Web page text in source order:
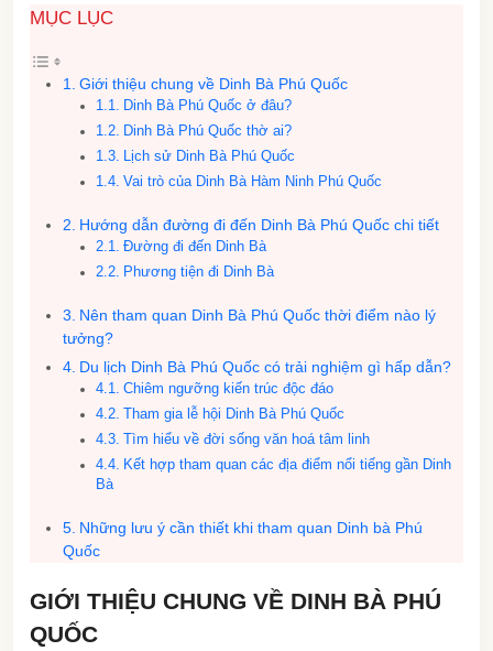
MỤC LỤC
Giới thiệu chung về Dinh Bà Phú Quốc
Dinh Bà Phú Quốc ở đâu?
Dinh Bà Phú Quốc thờ ai?
Lịch sử Dinh Bà Phú Quốc
Vai trò của Dinh Bà Hàm Ninh Phú Quốc
Hướng dẫn đường đi đến Dinh Bà Phú Quốc chi tiết
Đường đi đến Dinh Bà
Phương tiện đi Dinh Bà
Nên tham quan Dinh Bà Phú Quốc thời điểm nào lý
tưởng?
Du lịch Dinh Bà Phú Quốc có trải nghiệm gì hấp dẫn?
Chiêm ngưỡng kiến trúc độc đáo
Tham gia lễ hội Dinh Bà Phú Quốc
Tìm hiểu về đời sống văn hoá tâm linh
Kết hợp tham quan các địa điểm nổi tiếng gần Dinh
Bà
Những lưu ý cần thiết khi tham quan Dinh bà Phú
Quốc
GIỚI THIỆU CHUNG VỀ DINH BÀ PHÚ
QUỐC